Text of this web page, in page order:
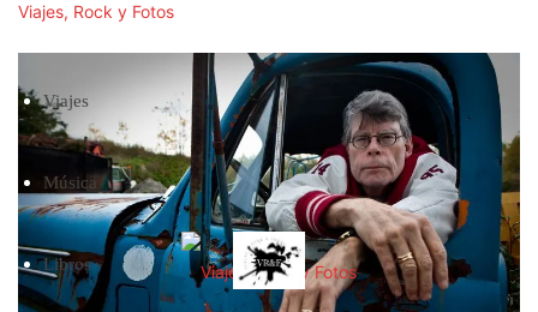
Viajes, Rock y Fotos
Viajes
Música
Libros